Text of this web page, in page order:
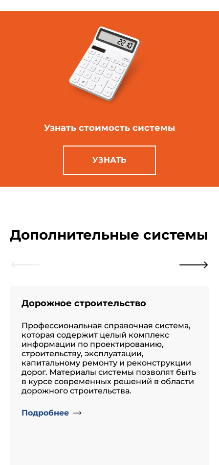
Узнать стоимость системы
УЗНАТЬ
Дополнительные системы
Дорожное строительство
Профессиональная справочная система,
которая содержит целый комплекс
информации по проектированию,
строительству, эксплуатации,
капитальному ремонту и реконструкции
дорог. Материалы системы позволят быть
в курсе современных решений в области
дорожного строительства.
Подробнее